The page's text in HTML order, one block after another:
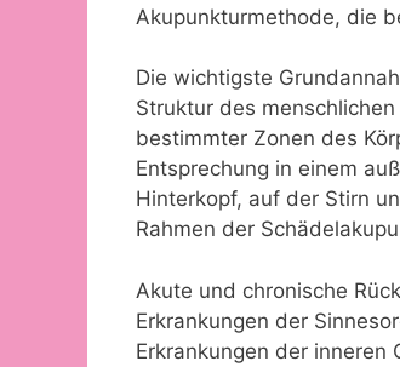
Akupunkturmethode, die
Die wichtigste
Struktur des
bestimmter Zonen des
Entsprechung in einem
Hinterkopf, auf der Stirn
Rahmen der
Akute und chronische
Erkrankungen der
Erkrankungen der inneren